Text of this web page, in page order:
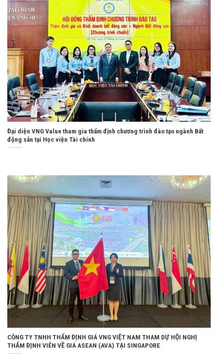
Đại diện VNG Value tham gia thẩm định chương trình đào tạo ngành Bất
động sản tại Học viện Tài chính
CÔNG TY TNHH THẨM ĐỊNH GIÁ VNG VIỆT NAM THAM DỰ HỘI NGHỊ
THẨM ĐỊNH VIÊN VỀ GIÁ ASEAN (AVA) TẠI SINGAPORE